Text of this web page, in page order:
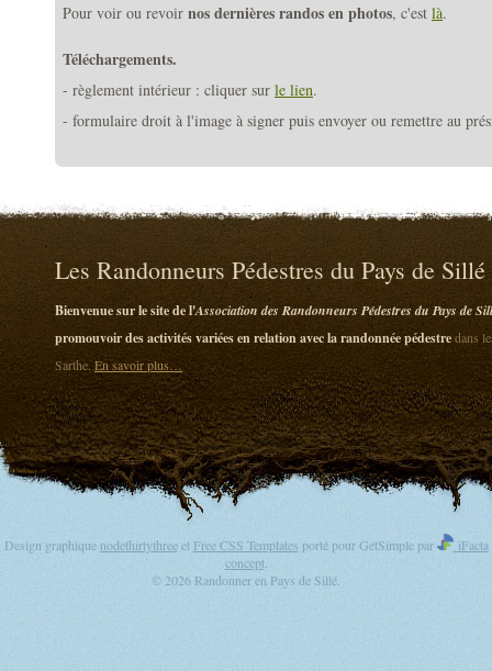
Pour voir ou revoir nos dernières randos en photos, c'est là.
Téléchargements.
- règlement intérieur : cliquer sur le lien.
- formulaire droit à l'image à signer puis envoyer ou remettre au
Les Randonneurs Pédestres du Pays de Sillé
Bienvenue sur le site de l'Association des Randonneurs Pédestres du Pays de
promouvoir des activités variées en relation avec la randonnée pédestredans
Sarthe.En savoir plus…
Design graphique nodethirtythreeet Free CSS Templates porté pour GetSimple par
iFacta
concept
© 2026 Randonner en Pays de Sillé.